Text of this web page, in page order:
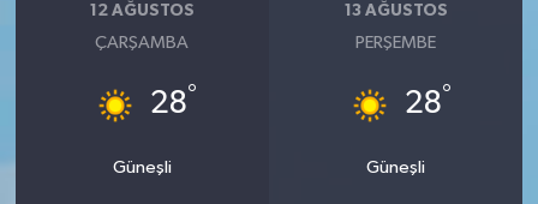
12 AĞUSTOS
ÇARŞAMBA
28°
Güneşli
13 AĞUSTOS
PERŞEMBE
28°
Güneşli